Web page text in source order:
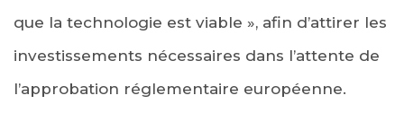
que la technologie est viable », afin d’attirer les
investissements nécessaires dans l’attente de
l’approbation réglementaire européenne.